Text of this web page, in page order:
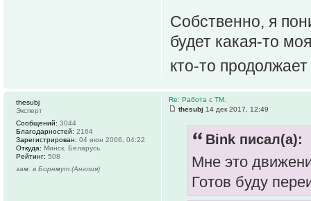
Собственно, я
будет какая-то
кто-то
Re: Работа с ТМ.
thesubj 14 дек 2017, 12:49
Bink писал(а):
Мне это
Готов буду
thesubj
Эксперт
Сообщений: 3044
Благодарностей: 2164
Зарегистрирован: 04 июн 2006, 04:22
Откуда: Минск, Беларусь
Рейтинг: 508
зам. в Борнмут (Англия)